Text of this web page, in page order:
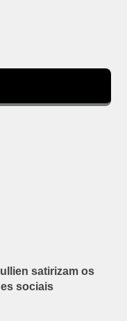
satirizam os
sociais